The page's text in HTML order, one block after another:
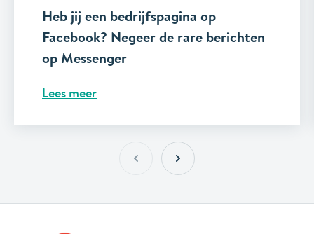
Heb jij een bedrijfspagina op
Facebook? Negeer de rare berichten
op Messenger
Lees meer